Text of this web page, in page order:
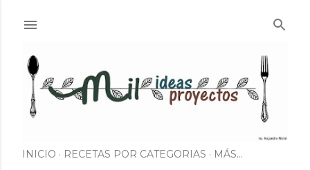
INICIO RECETAS POR CATEGORIAS MÁS…